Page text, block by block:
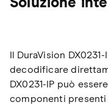
Soluzione
Il DuraVision
decodificare
DX0231-IP può
componenti presenti